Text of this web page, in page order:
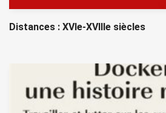
Distances : XVIe-XVIIIe siècles